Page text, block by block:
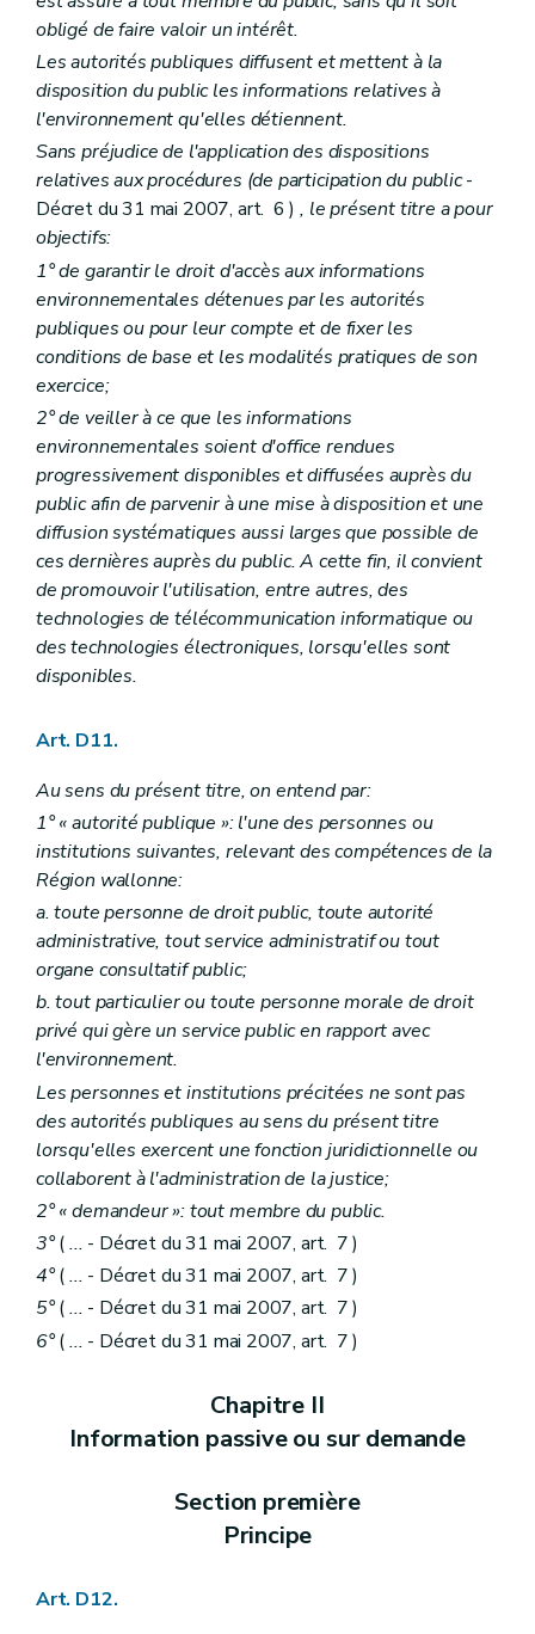
Chapitre premier De la réunion d'information
Art. R41-1
Art. R41-2
Art. R41-3
Art. R41-4
Art. R41-5
Chapitre II De l'avis d'enquête publique
Art. R41-6
Chapitre III Des incidences transfrontières
Art. R41-7
Art. R41-9
Chapitre IV Du pouvoir de substitution
Art. R41-10
Chapitre V Publicité relative à la décision
Art. R41-11
Chapitre VI
Art. R41-12
Art. R41-13
Art. R41-14
Art. R41-15
Art. R41-16
Partie IV Planification environnementale dans le cadre du développement durable
Art. R 42
Art. R 43
Art. R 44
Art. R 45
Partie V Evaluation des incidences sur l'environnement
Chapitre premier Définitions
Art. R 46
Section première
Art. R 49
Section 2
Incidences transfrontières
Art. R 50
Art. R 51
Chapitre III
Art. R 52
Art. R 53
Art. R 54
Section première
Art. R 55
Section 2 Projets soumis à étude d'incidences
Art. R 56
Section 3
Art. R 57
Chapitre IV
Auteurs d'études d'incidences
Section première Agrément, suspension et retrait d'agrément des auteurs d'études d'incidences
Sous-section première Généralités
Art. R 58
Sous-section 2
Critères d'agrément
Art. R 59
Sous-section 3 Procédure d'octroi d'agrément
Art. R 60
Art. R 61
Art. R 62
Art. R 63
Art. R 66
Art. R 67
Art. R 68
Art. R 70
Sous-section 4 Suspension ou retrait d'agrément
Section 3
obligé de faire valoir un intérêt.
Les autorités publiques diffusent et mettent à la
disposition du public les informations relatives à
l'environnement qu'elles détiennent.
Sans préjudice de l'application des dispositions
relatives aux procédures (de participation du public-
Décret du 31 mai 2007, art. 6 ), le présent titre a pour
objectifs:
1° de garantir le droit d'accès aux informations
environnementales détenues par les autorités
publiques ou pour leur compte et de fixer les
conditions de base et les modalités pratiques de son
exercice;
2° de veiller à ce que les informations
environnementales soient d'office rendues
progressivement disponibles et diffusées auprès du
public afin de parvenir à une mise à disposition et une
diffusion systématiques aussi larges que possible de
ces dernières auprès du public. A cette fin, il convient
de promouvoir l'utilisation, entre autres, des
technologies de télécommunication informatique ou
des technologies électroniques, lorsqu'elles sont
disponibles.
Art. D11.
Au sens du présent titre, on entend par:
1° « autorité publique »: l'une des personnes ou
institutions suivantes, relevant des compétences de la
Région wallonne:
a. toute personne de droit public, toute autorité
administrative, tout service administratif ou tout
organe consultatif public;
b. tout particulier ou toute personne morale de droit
privé qui gère un service public en rapport avec
l'environnement.
Les personnes et institutions précitées ne sont pas
des autorités publiques au sens du présent titre
lorsqu'elles exercent une fonction juridictionnelle ou
collaborent à l'administration de la justice;
2° « demandeur »: tout membre du public.
3°(... - Décret du 31 mai 2007, art. 7 )
4°(... - Décret du 31 mai 2007, art. 7 )
5°(... - Décret du 31 mai 2007, art. 7 )
6°(... - Décret du 31 mai 2007, art. 7 )
Chapitre II
Information passive ou sur demande
Section première
Principe
Art. D12.